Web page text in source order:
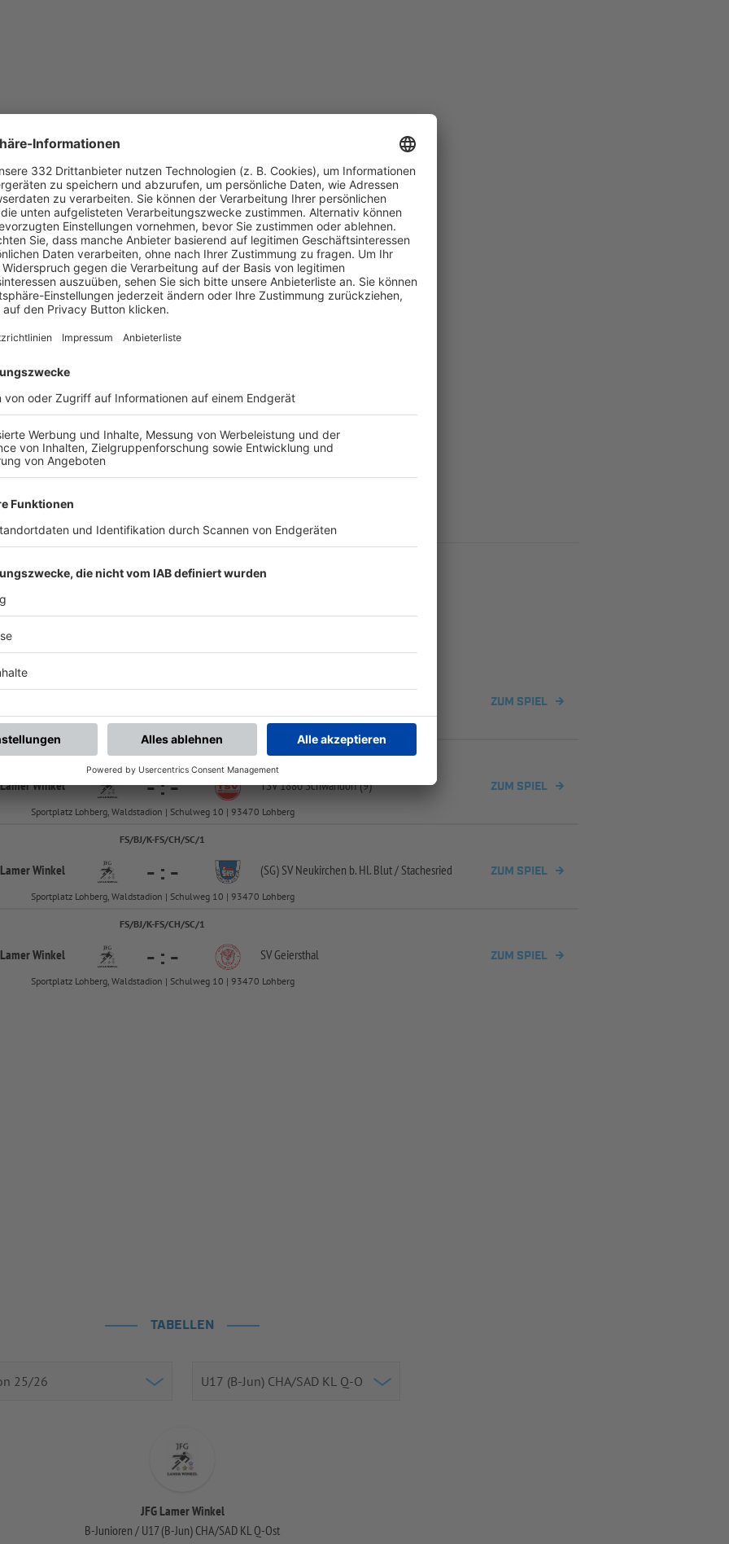
UNSERE NEUIGKEITEN FÜR DICH
Spiele Letzte Spiele Kompletter Spielplan
ZUM SPIEL
Frauenstein-Stadion Winklarn | Frauensteinstr. | 92559 Winklarn
FS/BJ/K-FS/CH/SC/1
Lamer Winkel -:- TSV 1880 Schwandorf (9) ZUM SPIEL
Sportplatz Lohberg, Waldstadion | Schulweg 10 | 93470 Lohberg
FS/BJ/K-FS/CH/SC/1
Lamer Winkel - : - (SG) SV Neukirchen b. Hl. Blut / Stachesried ZUM SPIEL
Sportplatz Lohberg, Waldstadion | Schulweg 10 | 93470 Lohberg
FS/BJ/K-FS/CH/SC/1
Lamer Winkel - : - SV Geiersthal ZUM SPIEL
Sportplatz Lohberg, Waldstadion | Schulweg 10 | 93470 Lohberg
TABELLEN
JFG Lamer Winkel
B-Junioren / U17 (B-Jun) CHA/SAD KL Q-Ost